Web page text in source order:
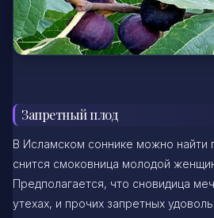
Запретный плод
В Исламском соннике можно найти
снится смоковница молодой
Предполагается, что сновидица
утехах, и прочих запретных